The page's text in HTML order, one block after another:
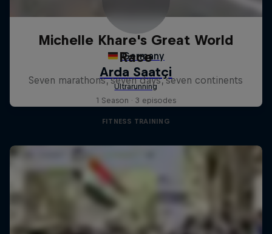
Michelle Khare's Great World
Race
Seven marathons, seven days, seven continents
1 Season · 3 episodes
FITNESS TRAINING